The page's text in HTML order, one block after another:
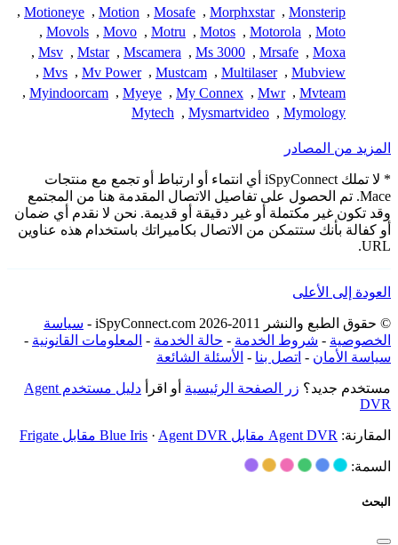
Monsterip
,
Morphxstar
,
Mosafe
,
Motion
,
Motioneye
,
Moto
,
Motorola
,
Motos
,
Motru
,
Movo
,
Movols
,
Moxa
,
Mrsafe
,
Ms 3000
,
Mscamera
,
Mstar
,
Msv
,
Mubview
,
Multilaser
,
Mustcam
,
Mv Power
,
Mvs
,
Mvteam
,
Mwr
,
My Connex
,
Myeye
,
Myindoorcam
,
Mymology
,
Mysmartvideo
,
Mytech
المزيد من المصادر
* لا تملك iSpyConnect أي انتماء أو ارتباط أو تجمع مع منتجات
Mace. تم الحصول على تفاصيل الاتصال المقدمة هنا من المجتمع
وقد تكون غير مكتملة أو غير دقيقة أو قديمة. نحن لا نقدم أي ضمان
أو كفالة بأنك ستتمكن من الاتصال بكاميراتك باستخدام هذه عناوين
URL.
العودة إلى الأعلى
© حقوق الطبع والنشر 2011-2026 iSpyConnect.com -
سياسة
الخصوصية - شروط الخدمة - حالة الخدمة - المعلومات القانونية -
سياسة الأمان - اتصل بنا - الأسئلة الشائعة
مستخدم جديد؟ زر الصفحة الرئيسية أو اقرأ
دليل مستخدم Agent
DVR
المقارنة: Agent DVR مقابل Blue Iris · Agent DVR مقابل Frigate
السمة:
البحث